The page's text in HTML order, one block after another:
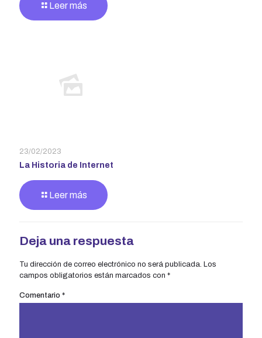
Leer más
23/02/2023
La Historia de Internet
Leer más
Deja una respuesta
Tu dirección de correo electrónico no será publicada. Los
campos obligatorios están marcados con *
Comentario *